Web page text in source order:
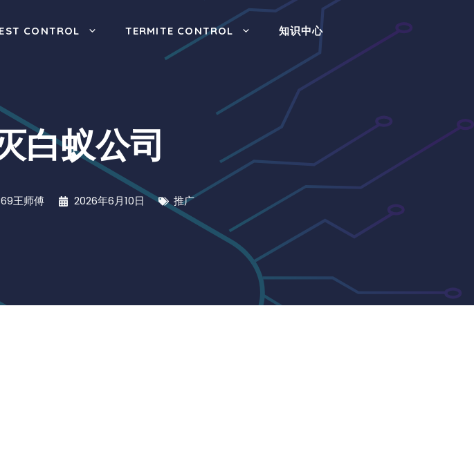
CONTROL TERMITE CONTROL 知识中心
白蚁公司
王师傅 2026年6月10日 推广